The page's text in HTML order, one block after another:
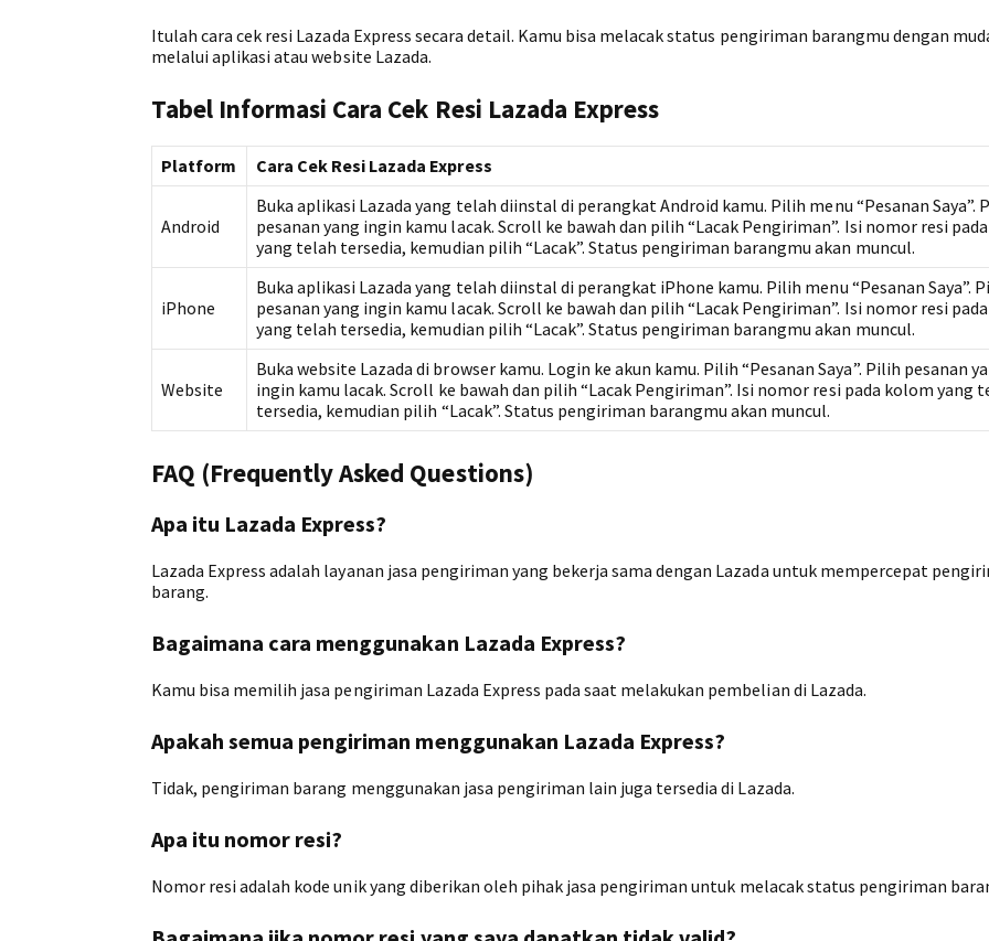
Itulah cara cek resi Lazada Express secara detail. Kamu bisa melacak status pengiriman barangmu dengan
melalui aplikasi atau website Lazada.
Tabel Informasi Cara Cek Resi Lazada Express
Platform Cara Cek Resi Lazada Express
Android
Buka aplikasi Lazada yang telah diinstal di perangkat Android kamu. Pilih menu “Pesanan Saya”.
pesanan yang ingin kamu lacak. Scroll ke bawah dan pilih “Lacak Pengiriman”. Isi nomor resi
yang telah tersedia, kemudian pilih “Lacak”. Status pengiriman barangmu akan muncul.
iPhone
Buka aplikasi Lazada yang telah diinstal di perangkat iPhone kamu. Pilih menu “Pesanan Saya”.
pesanan yang ingin kamu lacak. Scroll ke bawah dan pilih “Lacak Pengiriman”. Isi nomor resi
yang telah tersedia, kemudian pilih “Lacak”. Status pengiriman barangmu akan muncul.
Website
Buka website Lazada di browser kamu. Login ke akun kamu. Pilih “Pesanan Saya”. Pilih pesanan
ingin kamu lacak. Scroll ke bawah dan pilih “Lacak Pengiriman”. Isi nomor resi pada kolom yang
tersedia, kemudian pilih “Lacak”. Status pengiriman barangmu akan muncul.
FAQ (Frequently Asked Questions)
Apa itu Lazada Express?
Lazada Express adalah layanan jasa pengiriman yang bekerja sama dengan Lazada untuk mempercepat
barang.
Bagaimana cara menggunakan Lazada Express?
Kamu bisa memilih jasa pengiriman Lazada Express pada saat melakukan pembelian di Lazada.
Apakah semua pengiriman menggunakan Lazada Express?
Tidak, pengiriman barang menggunakan jasa pengiriman lain juga tersedia di Lazada.
Apa itu nomor resi?
Nomor resi adalah kode unik yang diberikan oleh pihak jasa pengiriman untuk melacak status pengiriman